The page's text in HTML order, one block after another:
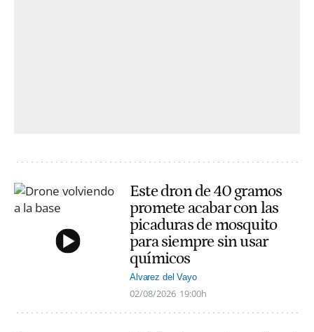
Este dron de 40 gramos
promete acabar con las
picaduras de mosquito
para siempre sin usar
químicos
Alvarez del Vayo
02/08/2026 19:00h